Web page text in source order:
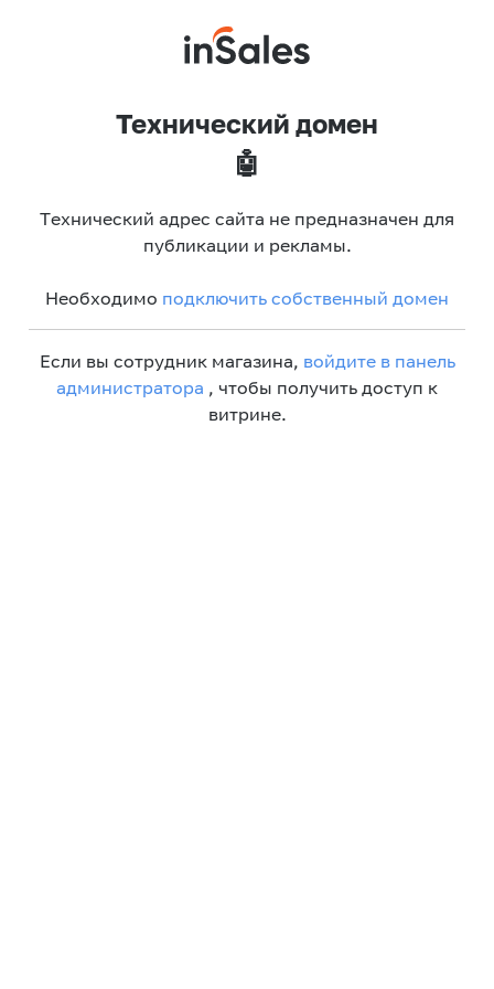
Технический домен
🤖
Технический адрес сайта не предназначен для
публикации и рекламы.
Необходимо подключить собственный домен
Если вы сотрудник магазина, войдите в панель
администратора , чтобы получить доступ к
витрине.